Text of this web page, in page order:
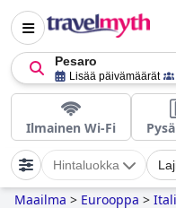
Pesaro
Lisää päivämäärät
Ilmainen Wi-Fi
Hintaluokka
Maailma > Eurooppa >